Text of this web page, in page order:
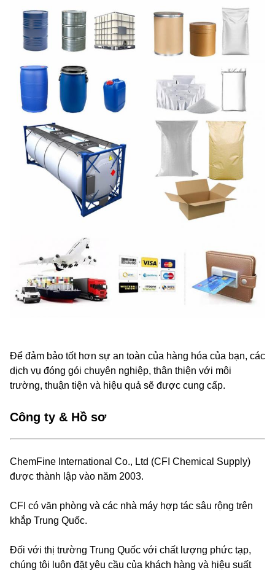
Để đảm bảo tốt hơn sự an toàn của hàng hóa của bạn, các
dịch vụ đóng gói chuyên nghiệp, thân thiện với môi
trường, thuận tiện và hiệu quả sẽ được cung cấp.
Công ty & Hồ sơ
ChemFine International Co., Ltd (CFI Chemical Supply)
được thành lập vào năm 2003.
CFI có văn phòng và các nhà máy hợp tác sâu rộng trên
khắp Trung Quốc.
Đối với thị trường Trung Quốc với chất lượng phức tạp,
chúng tôi luôn đặt yêu cầu của khách hàng và hiệu suất